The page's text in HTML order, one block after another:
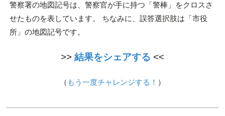
警察署の地図記号は、警察官が手に持つ「警棒」をクロスさ
せたものを表しています。 ちなみに、誤答選択肢は「市役
所」の地図記号です。
>> 結果をシェアする <<
（ もう一度チャレンジする！ ）